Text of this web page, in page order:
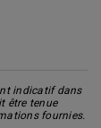
indicatif dans
être tenue
fournies.